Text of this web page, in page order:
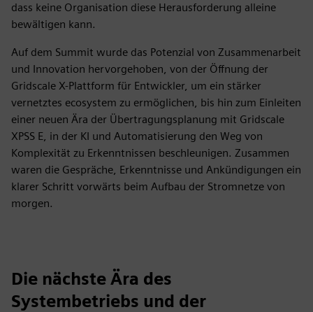
dass keine Organisation diese Herausforderung alleine
bewältigen kann.
Auf dem Summit wurde das Potenzial von Zusammenarbeit
und Innovation hervorgehoben, von der Öffnung der
Gridscale X-Plattform für Entwickler, um ein stärker
vernetztes ecosystem zu ermöglichen, bis hin zum Einleiten
einer neuen Ära der Übertragungsplanung mit Gridscale
XPSS E, in der KI und Automatisierung den Weg von
Komplexität zu Erkenntnissen beschleunigen. Zusammen
waren die Gespräche, Erkenntnisse und Ankündigungen ein
klarer Schritt vorwärts beim Aufbau der Stromnetze von
morgen.
Die nächste Ära des
Systembetriebs und der